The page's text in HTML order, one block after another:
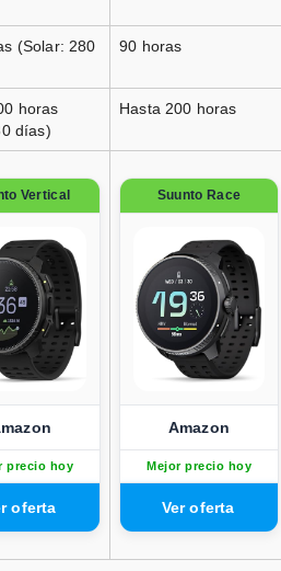
Vertical Solar Canyon
Black
Vertical Solar Canyon
Black
🚚 Gratis >75€ · 🔄 30 días
Vertical Solar Canyon
Black
🚚 Gratis >75€ · 🔄 30 días
(Solar: 280
90 horas
horas
días)
Hasta 200 horas
Vertical
precio hoy
Suunto Race
Amazon
Mejor precio hoy